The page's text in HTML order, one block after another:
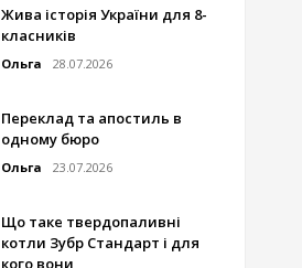
Жива історія України для 8-
класників
Ольга 28.07.2026
Переклад та апостиль в
одному бюро
Ольга 23.07.2026
Що таке твердопаливні
котли Зубр Стандарт і для
кого вони